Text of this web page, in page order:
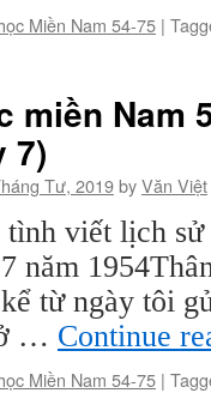
Miền Nam 54-75 |
miền Nam
7)
Tư, 2019byVăn Việt
viết lịch sử
năm
từ ngày tôi
… Continue
Miền Nam 54-75 |